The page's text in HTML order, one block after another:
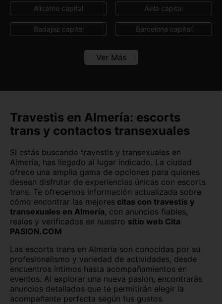
Alicante capital Ávila capital
Badajoz capital Barcelona capital
Castellón capital Ceuta capital
Ciudad Real capital Córdoba capital
Cuenca capital Girona capital
Granada capital Guadalajara capital
Huelva capital Huesca capital
Jaén capital Las Palmas
León capital Lleida capital
Logroño
Madrid capital Málaga capital
Melilla capital Murcia capital
Ourense capital Oviedo
Ver Más
Travestis en Almería: escorts
trans y contactos transexuales
Si estás buscando travestis y transexuales en
Almería, has llegado al lugar indicado. La ciudad
ofrece una amplia gama de opciones para quienes
desean disfrutar de experiencias únicas con escorts
trans. Te ofrecemos información actualizada sobre
cómo encontrar las mejores citas con travestis y
transexuales en Almería, con anuncios fiables,
reales y verificados en nuestro sitio web Cita
PASION.COM
Las escorts trans en Almería son conocidas por su
profesionalismo y variedad de actividades, desde
encuentros íntimos hasta acompañamientos en
eventos. Al explorar una nueva pasion, encontrarás
anuncios detallados que te permitirán elegir la
acompañante perfecta según tus gustos.